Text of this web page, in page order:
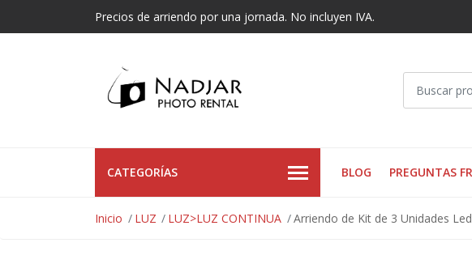
Precios de arriendo por una jornada. No incluyen IVA.
CATEGORÍAS BLOG PREGUNTAS
Inicio LUZ LUZ>LUZ CONTINUA Arriendo de Kit de 3 Unidades